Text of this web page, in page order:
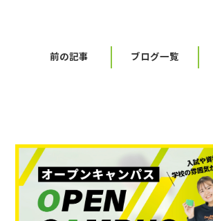
前の記事 ブログ一覧